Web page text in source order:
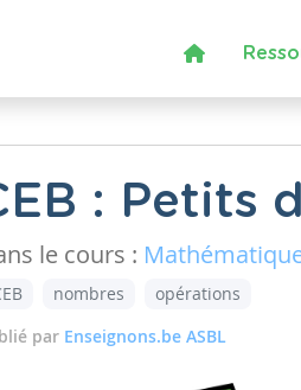
: Petits
le cours :
nombres
opérations
par Enseignons.be ASBL